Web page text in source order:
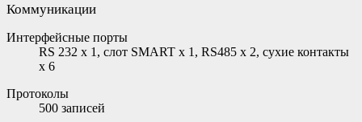
Коммуникации
Интерфейсные порты
RS 232 х 1, слот SMART x 1, RS485 x 2, cухие контакты
х 6
Протоколы
500 записей